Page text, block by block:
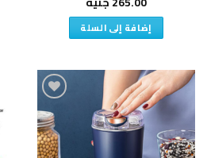
إضافة إلى السلة
إضافة
إلى
قائمة
الرغبات